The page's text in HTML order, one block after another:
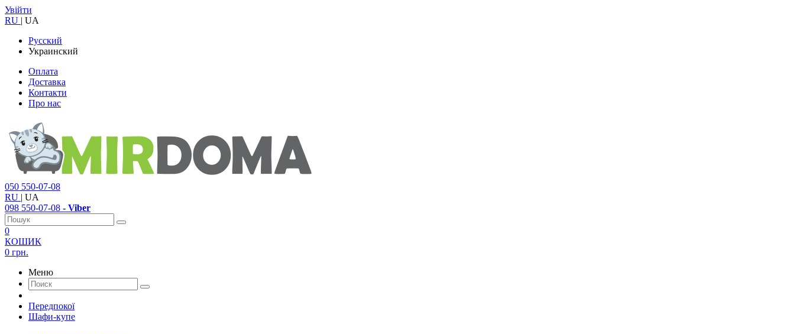
Увійти
RU | UA
Русский
Украинский
Оплата
Доставка
Контакти
Про нас
050 550-07-08
RU | UA
098 550-07-08 - Viber
0
КОШИК
0 грн.
Меню
Передпокої
Шафи-купе